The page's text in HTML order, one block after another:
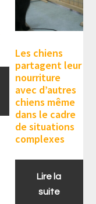
Les chiens
partagent leur
nourriture
avec d’autres
chiens même
dans le cadre
de situations
complexes
Lire la
suite